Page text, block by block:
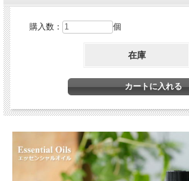
購入数： 個
在庫